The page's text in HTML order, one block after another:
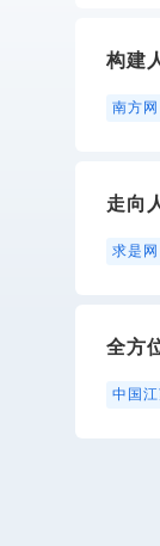
构建
南方网
走向
求是网
全方
中国江